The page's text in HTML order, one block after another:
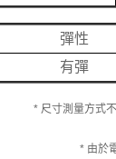
彈性
有彈
* 尺寸測量方式
* 由於